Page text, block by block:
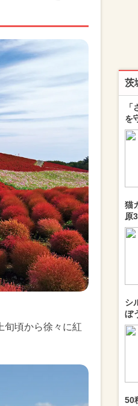
旬頃から徐々に紅
茨
を
猫
原
シ
ぼ
50